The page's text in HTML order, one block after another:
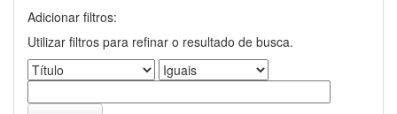
Adicionar filtros:
Utilizar filtros para refinar o resultado de busca.